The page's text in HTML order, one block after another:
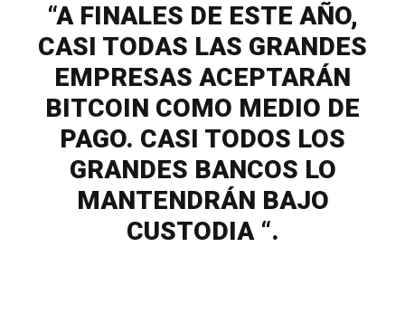
“A FINALES DE ESTE AÑO,
CASI TODAS LAS GRANDES
EMPRESAS ACEPTARÁN
BITCOIN COMO MEDIO DE
PAGO. CASI TODOS LOS
GRANDES BANCOS LO
MANTENDRÁN BAJO
CUSTODIA “.